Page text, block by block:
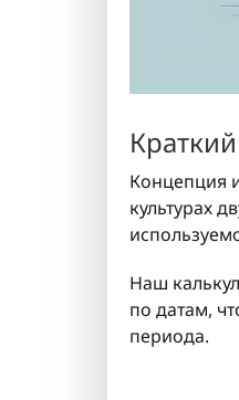
Концепция
культурах
Наш
по датам,
периода.